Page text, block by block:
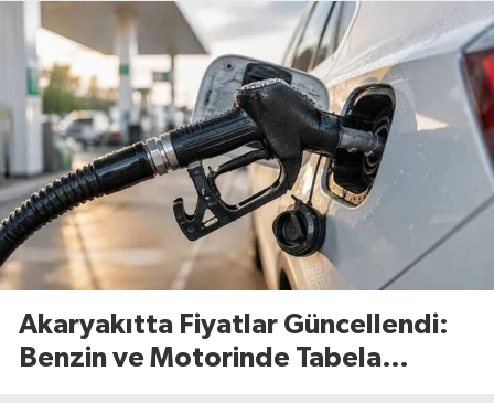
Akaryakıtta Fiyatlar Güncellendi:
Benzin ve Motorinde Tabela